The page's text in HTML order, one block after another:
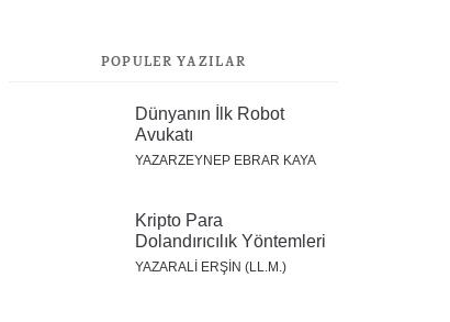
POPÜLER YAZILAR
Dünyanın İlk Robot
Avukatı
YAZARZEYNEP EBRAR KAYA
Kripto Para
Dolandırıcılık Yöntemleri
YAZARALI ERŞİN (LL.M.)